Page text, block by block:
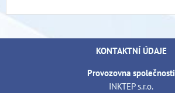
KONTAKTNÍ ÚDAJE
Provozovna společnosti
INKTEP s.r.o.